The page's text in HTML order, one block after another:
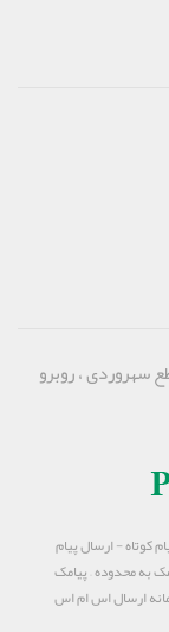
، روبرو
- ارسال پیام
محدوده – پیامک
ارسال اس ام اس